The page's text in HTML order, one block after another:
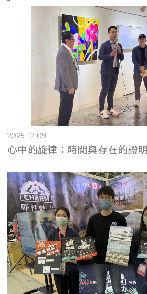
2025-12-09
心中的旋律：時間與存在的證明